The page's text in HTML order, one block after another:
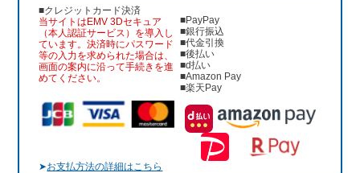
■クレジットカード決済
当サイトはEMV 3Dセキュア
（本人認証サービス）を導入し
ています。決済時にパスワード
等の入力を求められた場合は、
画面の案内に沿って手続きを進
めてください。
■PayPay
■銀行振込
■代金引換
■後払い
■d払い
■Amazon Pay
■楽天Pay
➤お支払方法の詳細はこちら